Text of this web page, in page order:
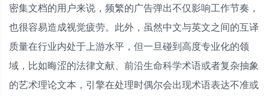
密集文档的用户来说，频繁的广告弹出不仅影响工作节奏，
也很容易造成视觉疲劳。此外，虽然中文与英文之间的互译
质量在行业内处于上游水平，但一旦碰到高度专业化的领
域，比如晦涩的法律文献、前沿生命科学术语或者复杂抽象
的艺术理论文本，引擎在处理时偶尔会出现术语表达不准或